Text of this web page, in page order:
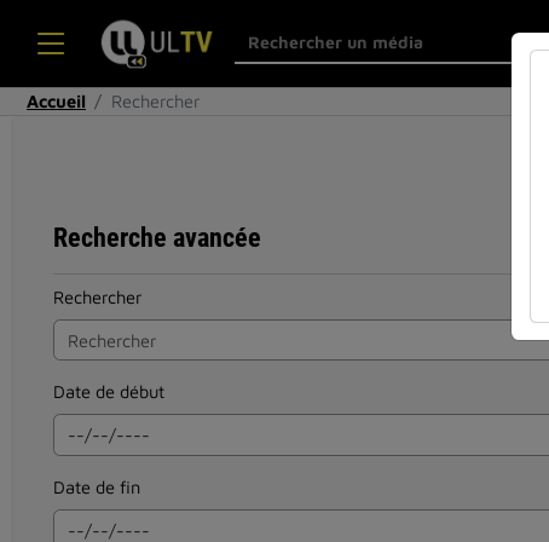
Accueil Rechercher
Recherche avancée
Rechercher
Date de début
Date de fin